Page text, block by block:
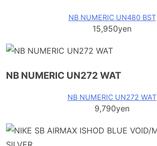
NB NUMERIC UN480 BST
15,950yen
NB NUMERIC UN272 WAT
NB NUMERIC UN272 WAT
9,790yen